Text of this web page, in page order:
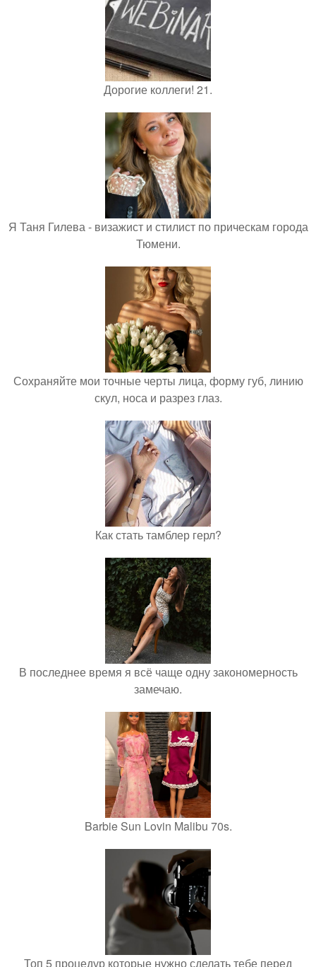
Дорогие коллеги! 21.
Я Таня Гилева - визажист и стилист по прическам города
Тюмени.
Сохраняйте мои точные черты лица, форму губ, линию
скул, носа и разрез глаз.
Как стать тамблер герл?
В последнее время я всё чаще одну закономерность
замечаю.
Barbie Sun Lovin Malibu 70s.
Топ 5 процедур которые нужно сделать тебе перед